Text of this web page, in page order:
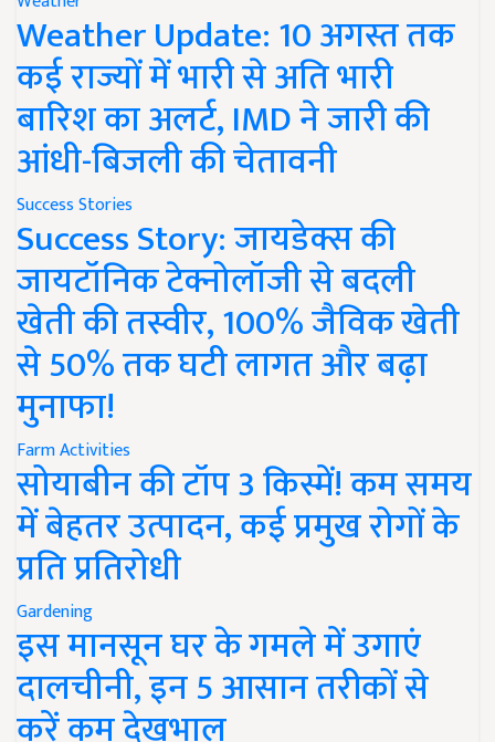
Weather Update: 10 अगस्त तक
कई राज्यों में भारी से अति भारी
बारिश का अलर्ट, IMD ने जारी की
आंधी-बिजली की चेतावनी
Success Stories
Success Story: जायडेक्स की
जायटॉनिक टेक्नोलॉजी से बदली
खेती की तस्वीर, 100% जैविक खेती
से 50% तक घटी लागत और बढ़ा
मुनाफा!
Farm Activities
सोयाबीन की टॉप 3 किस्में! कम समय
में बेहतर उत्पादन, कई प्रमुख रोगों के
प्रति प्रतिरोधी
Gardening
इस मानसून घर के गमले में उगाएं
दालचीनी, इन 5 आसान तरीकों से